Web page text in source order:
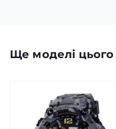
Ще моделі